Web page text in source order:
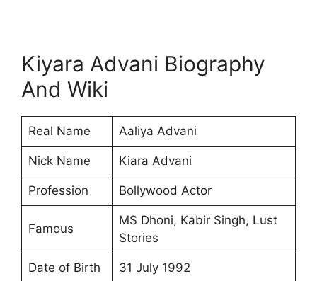
Kiyara Advani Biography
And Wiki
Real Name Aaliya Advani
Nick Name Kiara Advani
Profession Bollywood Actor
Famous
MS Dhoni, Kabir Singh, Lust
Stories
Date of Birth 31 July 1992